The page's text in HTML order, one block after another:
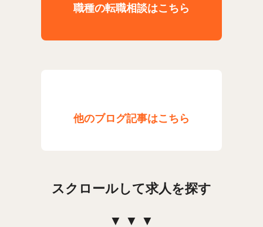
職種の転職相談はこちら
他のブログ記事はこちら
スクロールして求人を探す
▼ ▼ ▼